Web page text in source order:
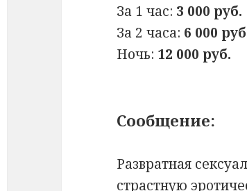
За 1 час: 3 000 руб.
За 2 часа: 6 000
Ночь: 12 000 руб.
Сообщение:
Развратная
страстную